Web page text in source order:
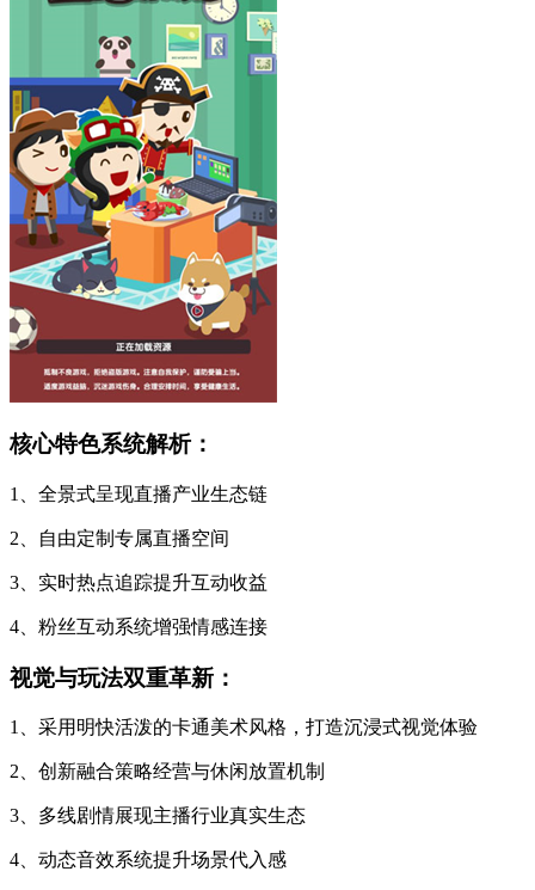
核心特色系统解析：
1、全景式呈现直播产业生态链
2、自由定制专属直播空间
3、实时热点追踪提升互动收益
4、粉丝互动系统增强情感连接
视觉与玩法双重革新：
1、采用明快活泼的卡通美术风格，打造沉浸式视觉体验
2、创新融合策略经营与休闲放置机制
3、多线剧情展现主播行业真实生态
4、动态音效系统提升场景代入感